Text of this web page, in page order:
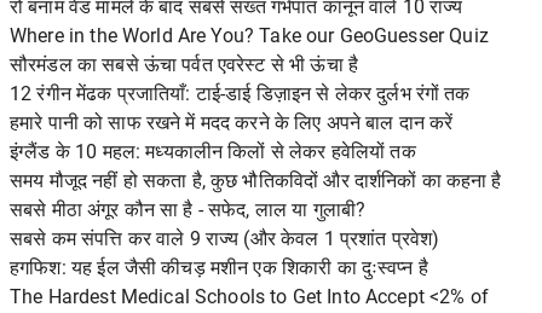
रो बनाम वेड मामले के बाद सबसे सख्त गर्भपात कानून वाले 10 राज्य
Where in the World Are You? Take our GeoGuesser Quiz
सौरमंडल का सबसे ऊंचा पर्वत एवरेस्ट से भी ऊंचा है
12 रंगीन मेंढक प्रजातियाँ: टाई-डाई डिज़ाइन से लेकर दुर्लभ रंगों तक
हमारे पानी को साफ रखने में मदद करने के लिए अपने बाल दान करें
इंग्लैंड के 10 महल: मध्यकालीन किलों से लेकर हवेलियों तक
समय मौजूद नहीं हो सकता है, कुछ भौतिकविदों और दार्शनिकों का कहना है
सबसे मीठा अंगूर कौन सा है - सफेद, लाल या गुलाबी?
सबसे कम संपत्ति कर वाले 9 राज्य (और केवल 1 प्रशांत प्रवेश)
हगफिश: यह ईल जैसी कीचड़ मशीन एक शिकारी का दुःस्वप्न है
The Hardest Medical Schools to Get Into Accept <2% of